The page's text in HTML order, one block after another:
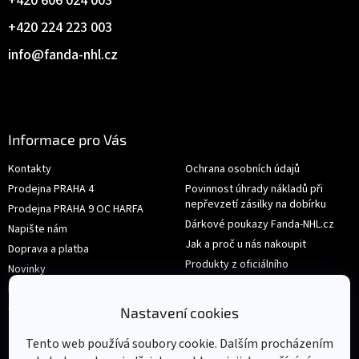
Nastavení cookies
Tento web používá soubory cookie. Dalším procházením
info@fanda-nhl.cz
+420 224 223 003
Informace pro Vás
Kontakty
Prodejna PRAHA 4
Prodejna PRAHA 9 OC HARFA
Napište nám
Doprava a platba
Novinky
Hodnocení obchodu
Obchodní podmínky
Ochrana osobních údajů
Povinnost úhrady nákladů při
nepřevzetí zásilky na dobírku
Dárkové poukazy Fanda-NHL.cz
Jak a proč u nás nakoupit
Produkty z oficiálního
shop.nhl.com
Výměna nebo vrácení zboží